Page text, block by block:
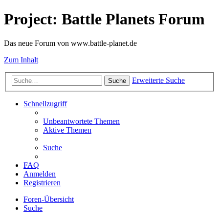
Project: Battle Planets Forum
Das neue Forum von www.battle-planet.de
Zum Inhalt
Suche Erweiterte Suche
Schnellzugriff
Unbeantwortete Themen
Aktive Themen
Suche
FAQ
Anmelden
Registrieren
Foren-Übersicht
Suche